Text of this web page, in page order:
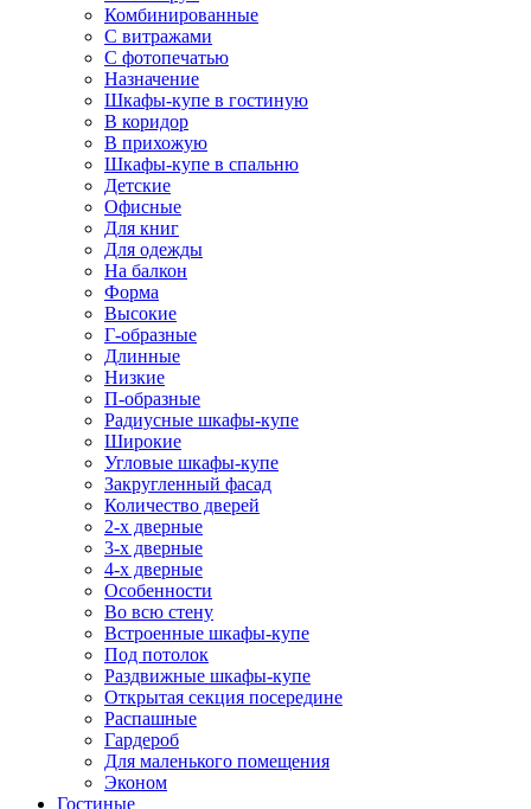
Комбинированные
С витражами
С фотопечатью
Назначение
Шкафы-купе в гостиную
В коридор
В прихожую
Шкафы-купе в спальню
Детские
Офисные
Для книг
Для одежды
На балкон
Форма
Высокие
Г-образные
Длинные
Низкие
П-образные
Радиусные шкафы-купе
Широкие
Угловые шкафы-купе
Закругленный фасад
Количество дверей
2-х дверные
3-х дверные
4-х дверные
Особенности
Во всю стену
Встроенные шкафы-купе
Под потолок
Раздвижные шкафы-купе
Открытая секция посередине
Распашные
Гардероб
Для маленького помещения
Эконом
Гостиные